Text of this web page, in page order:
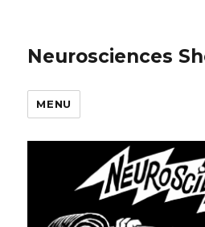
Neurosciences
MENU